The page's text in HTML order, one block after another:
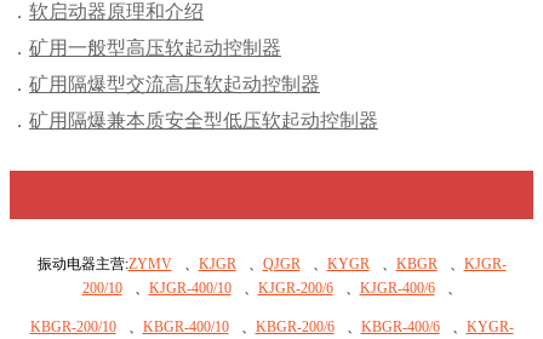
软启动器原理和介绍
矿用一般型高压软起动控制器
矿用隔爆型交流高压软起动控制器
矿用隔爆兼本质安全型低压软起动控制器
振动电器主营:ZYMV 、 KJGR 、 QJGR 、 KYGR 、 KBGR 、 KJGR-
200/10
、 KJGR-400/10 、 KJGR-200/6 、 KJGR-400/6 、
KBGR-200/10 、 KBGR-400/10 、 KBGR-200/6 、 KBGR-400/6 、 KYGR-